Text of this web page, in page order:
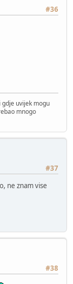
#36
gdje uvijek mogu
mnogo
#37
ne znam vise
#38